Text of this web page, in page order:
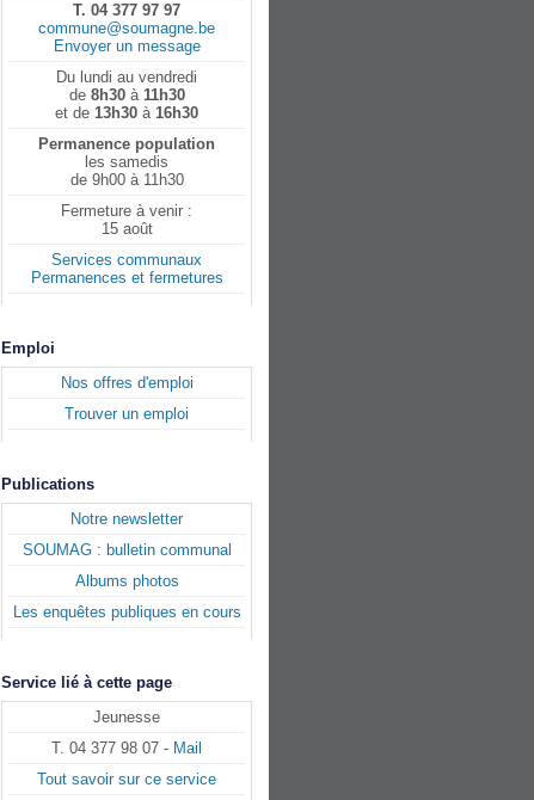
T. 04 377 97 97
commune@soumagne.be
Envoyer un message
Du lundi au vendredi
de 8h30à 11h30
et de 13h30 à 16h30
Permanence population
les samedis
de 9h00 à 11h30
Fermeture à venir :
15 août
Services communaux
Permanences et fermetures
Emploi
Nos offres d'emploi
Trouver un emploi
Publications
Notre newsletter
SOUMAG : bulletin communal
Albums photos
Les enquêtes publiques en cours
Service lié à cette page
Jeunesse
T. 04 377 98 07 - Mail
Tout savoir sur ce service